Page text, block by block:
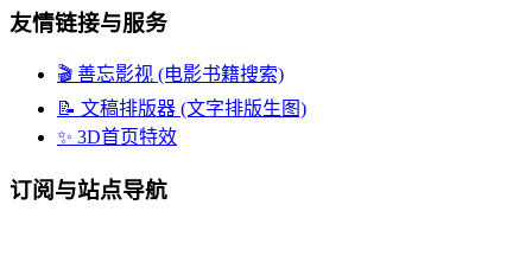
友情链接与服务
🎬 善忘影视 (电影书籍搜索)
📝 文稿排版器 (文字排版生图)
✨ 3D首页特效
订阅与站点导航